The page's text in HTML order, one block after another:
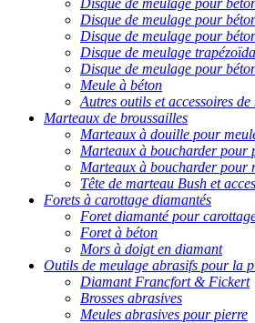
Disque de meulage pour
Disque de meulage pour
Disque de meulage
Disque de meulage pour
Meule à béton
Autres outils et accessoires
Marteaux de broussailles
Marteaux à douille pour
Marteaux à boucharder pour
Marteaux à boucharder pour
Tête de marteau Bush et
Forets à carottage diamantés
Foret diamanté pour
Foret à béton
Mors à doigt en diamant
Outils de meulage abrasifs pour la
Diamant Francfort & Fickert
Brosses abrasives
Meules abrasives pour pierre